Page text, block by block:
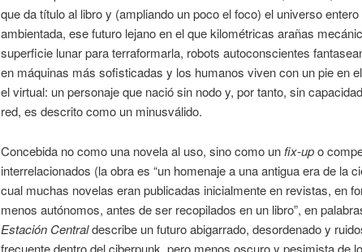
que da título al libro y (ampliando un poco el foco) el universo
ambientada, ese futuro lejano en el que kilométricas arañas
superficie lunar para terraformarla, robots autoconscientes
en máquinas más sofisticadas y los humanos viven con un pie en
el virtual: un personaje que nació sin nodo y, por tanto, sin
red, es descrito como un minusválido.
Concebida no como una novela al uso, sino como un fix-upo
interrelacionados (la obra es “un homenaje a una antigua era de la
cual muchas novelas eran publicadas inicialmente en revistas, en
menos autónomos, antes de ser recopilados en un libro”, en
Estación Centraldescribe un futuro abigarrado, desordenado y
frecuente dentro del ciberpunk, pero menos oscuro y pesimista de